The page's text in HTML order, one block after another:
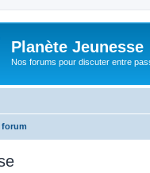
Planète Jeunesse
Nos forums pour discuter entre
forum